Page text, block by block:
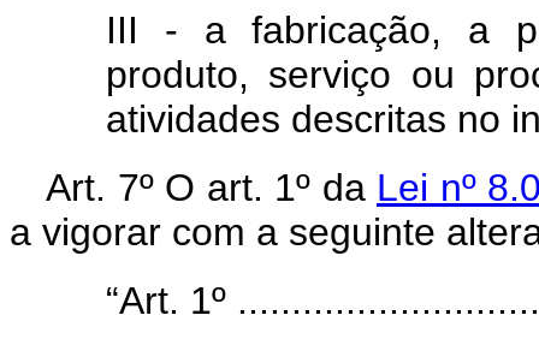
III - a fabricação, a
produto, serviço ou
atividades descritas no
Art. 7º O art. 1º da Lei nº
a vigorar com a seguinte
“Art. 1º